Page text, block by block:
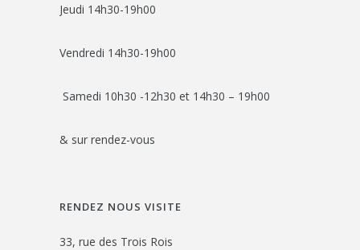
Jeudi 14h30-19h00
Vendredi 14h30-19h00
Samedi 10h30 -12h30 et 14h30 – 19h00
& sur rendez-vous
RENDEZ NOUS VISITE
33, rue des Trois Rois